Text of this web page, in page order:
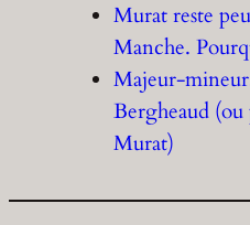
Murat reste
Manche.
Majeur-
Bergheaud
Murat)